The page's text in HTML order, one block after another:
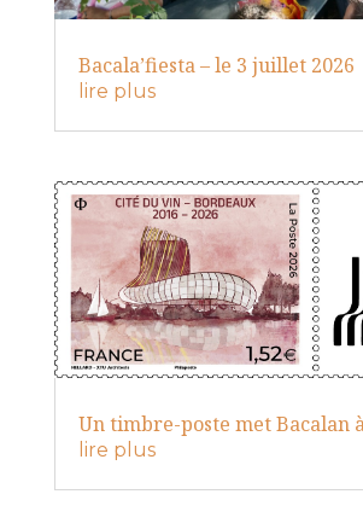
Bacala’fiesta – le 3 juillet 2026
lire plus
Un timbre-poste met Bacalan
lire plus